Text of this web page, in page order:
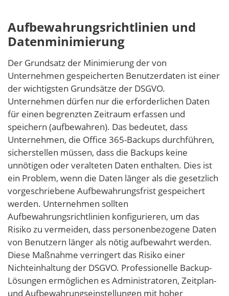
Aufbewahrungsrichtlinien und
Datenminimierung
Der Grundsatz der Minimierung der von
Unternehmen gespeicherten Benutzerdaten ist einer
der wichtigsten Grundsätze der DSGVO.
Unternehmen dürfen nur die erforderlichen Daten
für einen begrenzten Zeitraum erfassen und
speichern (aufbewahren). Das bedeutet, dass
Unternehmen, die Office 365-Backups durchführen,
sicherstellen müssen, dass die Backups keine
unnötigen oder veralteten Daten enthalten. Dies ist
ein Problem, wenn die Daten länger als die gesetzlich
vorgeschriebene Aufbewahrungsfrist gespeichert
werden. Unternehmen sollten
Aufbewahrungsrichtlinien konfigurieren, um das
Risiko zu vermeiden, dass personenbezogene Daten
von Benutzern länger als nötig aufbewahrt werden.
Diese Maßnahme verringert das Risiko einer
Nichteinhaltung der DSGVO. Professionelle Backup-
Lösungen ermöglichen es Administratoren, Zeitplan-
und Aufbewahrungseinstellungen mit hoher